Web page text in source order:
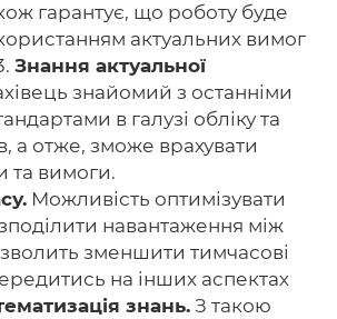
гарантує, що роботу буде
актуальних вимог
Знання актуальної
знайомий з останніми
в галузі обліку та
а отже, зможе врахувати
та вимоги.
Можливість оптимізувати
навантаження між
зменшити тимчасові
на інших аспектах
знань. З такою